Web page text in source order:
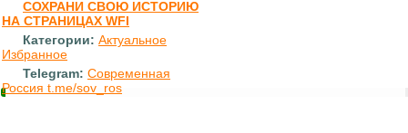
СОХРАНИ СВОЮ ИСТОРИЮ
НА СТРАНИЦАХ WFI
Категории: Актуальное
Избранное
Telegram: Современная
Россия t.me/sov_ros